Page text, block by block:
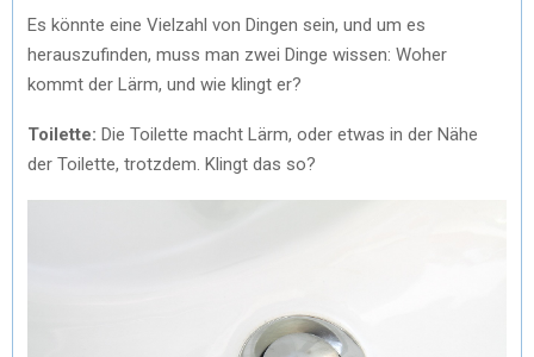
Es könnte eine Vielzahl von Dingen sein, und um es
herauszufinden, muss man zwei Dinge wissen: Woher
kommt der Lärm, und wie klingt er?
Toilette: Die Toilette macht Lärm, oder etwas in der Nähe
der Toilette, trotzdem. Klingt das so?